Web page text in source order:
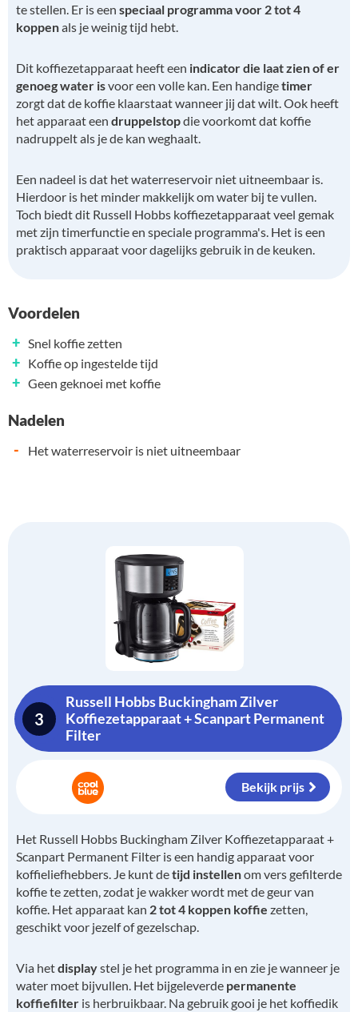
te stellen. Er is een speciaal programma voor 2 tot 4
koppenals je weinig tijd hebt.
Dit koffiezetapparaat heeft een indicator die laat zien of er
genoeg water isvoor een volle kan. Een handigetimer
zorgt dat de koffie klaarstaat wanneer jij dat wilt. Ook heeft
het apparaat een druppelstopdie voorkomt dat koffie
nadruppelt als je de kan weghaalt.
Een nadeel is dat het waterreservoir niet uitneembaar is.
Hierdoor is het minder makkelijk om water bij te vullen.
Toch biedt dit Russell Hobbs koffiezetapparaat veel gemak
met zijn timerfunctie en speciale programma's. Het is een
praktisch apparaat voor dagelijks gebruik in de keuken.
Voordelen
+ Snel koffie zetten
+ Koffie op ingestelde tijd
+ Geen geknoei met koffie
Nadelen
- Het waterreservoir is niet uitneembaar
3
Russell Hobbs Buckingham Zilver
Koffiezetapparaat + Scanpart Permanent
Filter
Bekijk prijs
Het Russell Hobbs Buckingham Zilver Koffiezetapparaat +
Scanpart Permanent Filter is een handig apparaat voor
koffieliefhebbers. Je kunt detijd instellenom vers gefilterde
koffie te zetten, zodat je wakker wordt met de geur van
koffie. Het apparaat kan 2 tot 4 koppen koffie zetten,
geschikt voor jezelf of gezelschap.
Via hetdisplaystel je het programma in en zie je wanneer je
water moet bijvullen. Het bijgeleverde permanente
koffiefilter is herbruikbaar. Na gebruik gooi je het koffiedik